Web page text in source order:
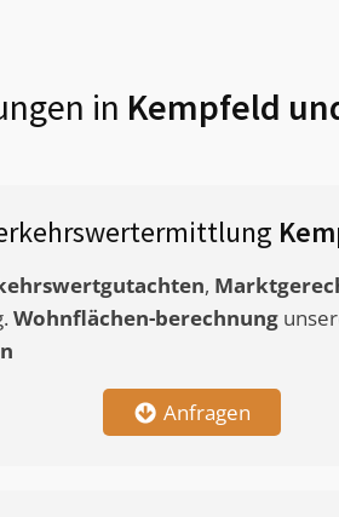
in Kempfeld
,
Wohnflächen-berechnung
Anfragen